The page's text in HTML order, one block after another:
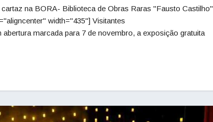
na BORA- Biblioteca de Obras Raras "Fausto Castilho"
width="435"] Visitantes
marcada para 7 de novembro, a exposição gratuita